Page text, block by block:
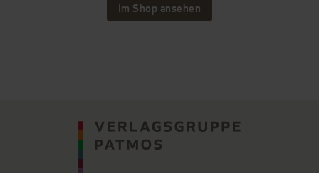
Im Shop ansehen